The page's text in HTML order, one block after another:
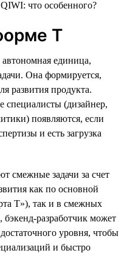
Т
единица,
Она формируется,
развития продукта.
специалисты (дизайнер,
появляются, если
и есть загрузка
смежные задачи за счет
как по основной
Т»), так и в смежных
бэкенд-разработчик может
уровня, чтобы
и быстро